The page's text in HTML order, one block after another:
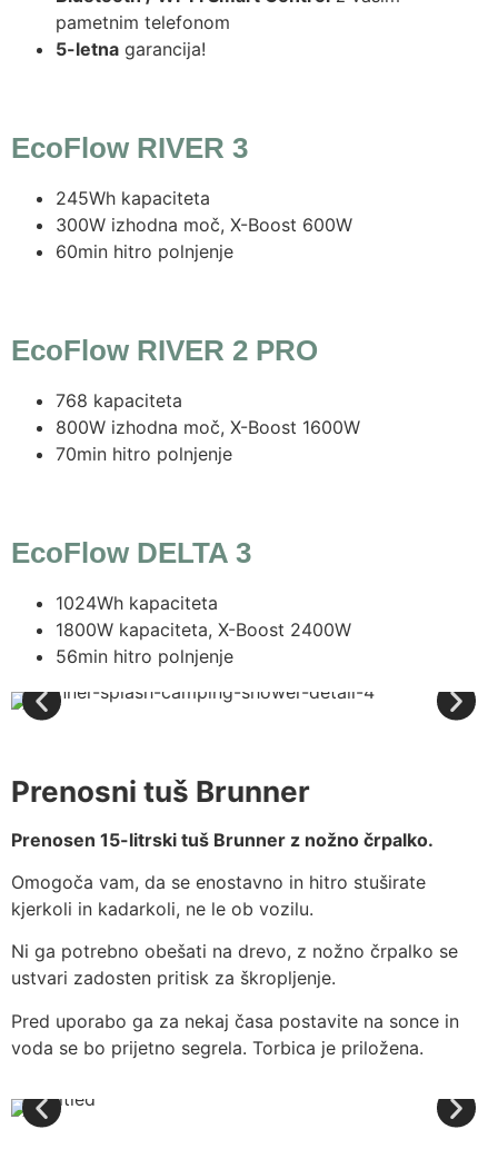
pametnim telefonom
5-letna garancija!
EcoFlow DELTA 3
1024Wh kapaciteta
1800W kapaciteta, X-Boost 2400W
56min hitro polnjenje
EcoFlow RIVER 2 PRO
768 kapaciteta
800W izhodna moč, X-Boost 1600W
70min hitro polnjenje
EcoFlow RIVER 3
245Wh kapaciteta
300W izhodna moč, X-Boost 600W
60min hitro polnjenje
Prenosni tuš Brunner
Prenosen 15-litrski tuš Brunner z nožno črpalko.
Omogoča vam, da se enostavno in hitro stuširate
kjerkoli in kadarkoli, ne le ob vozilu.
Ni ga potrebno obešati na drevo, z nožno črpalko se
ustvari zadosten pritisk za škropljenje.
Pred uporabo ga za nekaj časa postavite na sonce in
voda se bo prijetno segrela. Torbica je priložena.